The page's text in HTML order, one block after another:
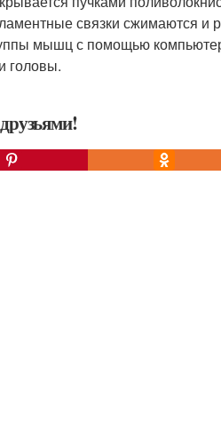
связки сжимаются и
мышц с помощью
головы.